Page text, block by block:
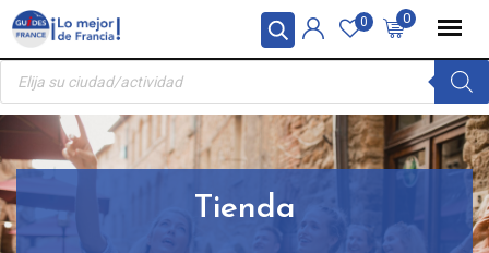
Panel de gestión de cookies
Skip
content
0
0
Búsqueda
productos
Tienda